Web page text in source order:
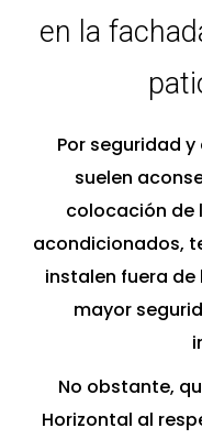
en la
Por seguridad
suelen
colocación de
acondicionados,
instalen fuera de
mayor
No obstante,
Horizontal al